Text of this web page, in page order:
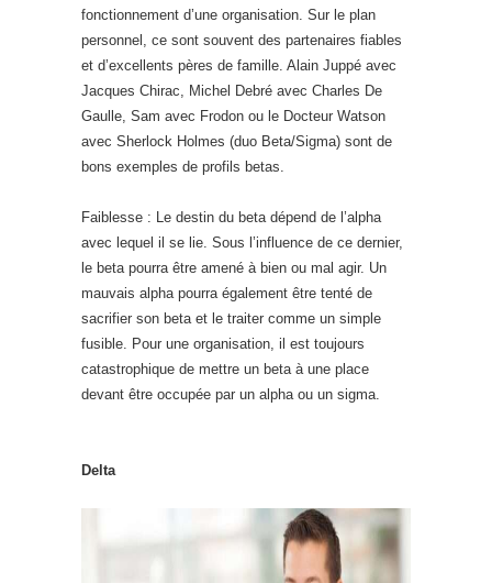
fonctionnement d’une organisation. Sur le plan
personnel, ce sont souvent des partenaires fiables
et d’excellents pères de famille. Alain Juppé avec
Jacques Chirac, Michel Debré avec Charles De
Gaulle, Sam avec Frodon ou le Docteur Watson
avec Sherlock Holmes (duo Beta/Sigma) sont de
bons exemples de profils betas.
Faiblesse : Le destin du beta dépend de l’alpha
avec lequel il se lie. Sous l’influence de ce dernier,
le beta pourra être amené à bien ou mal agir. Un
mauvais alpha pourra également être tenté de
sacrifier son beta et le traiter comme un simple
fusible. Pour une organisation, il est toujours
catastrophique de mettre un beta à une place
devant être occupée par un alpha ou un sigma.
Delta